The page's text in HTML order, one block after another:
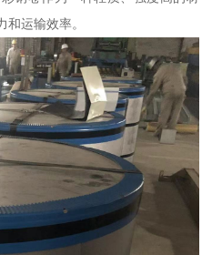
运输效率。